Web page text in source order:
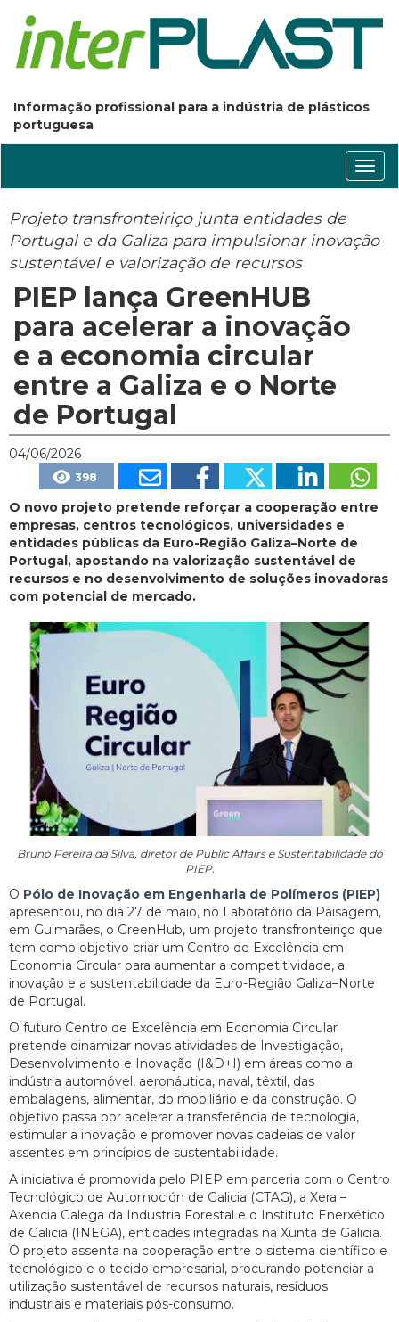
Informação profissional para a indústria de plásticos
portuguesa
Projeto transfronteiriço junta entidades de
Portugal e da Galiza para impulsionar inovação
sustentável e valorização de recursos
PIEP lança GreenHUB
para acelerar a inovação
e a economia circular
entre a Galiza e o Norte
de Portugal
04/06/2026
398
O novo projeto pretende reforçar a cooperação entre
empresas, centros tecnológicos, universidades e
entidades públicas da Euro-Região Galiza–Norte de
Portugal, apostando na valorização sustentável de
recursos e no desenvolvimento de soluções inovadoras
com potencial de mercado.
Bruno Pereira da Silva, diretor de Public Affairs e Sustentabilidade do
PIEP.
O Pólo de Inovação em Engenharia de Polímeros (PIEP)
apresentou, no dia 27 de maio, no Laboratório da Paisagem,
em Guimarães, o GreenHub, um projeto transfronteiriço que
tem como objetivo criar um Centro de Excelência em
Economia Circular para aumentar a competitividade, a
inovação e a sustentabilidade da Euro-Região Galiza–Norte
de Portugal.
O futuro Centro de Excelência em Economia Circular
pretende dinamizar novas atividades de Investigação,
Desenvolvimento e Inovação (I&D+I) em áreas como a
indústria automóvel, aeronáutica, naval, têxtil, das
embalagens, alimentar, do mobiliário e da construção. O
objetivo passa por acelerar a transferência de tecnologia,
estimular a inovação e promover novas cadeias de valor
assentes em princípios de sustentabilidade.
A iniciativa é promovida pelo PIEP em parceria com o Centro
Tecnológico de Automoción de Galicia (CTAG), a Xera –
Axencia Galega da Industria Forestal e o Instituto Enerxético
de Galicia (INEGA), entidades integradas na Xunta de Galicia.
O projeto assenta na cooperação entre o sistema científico e
tecnológico e o tecido empresarial, procurando potenciar a
utilização sustentável de recursos naturais, resíduos
industriais e materiais pós-consumo.